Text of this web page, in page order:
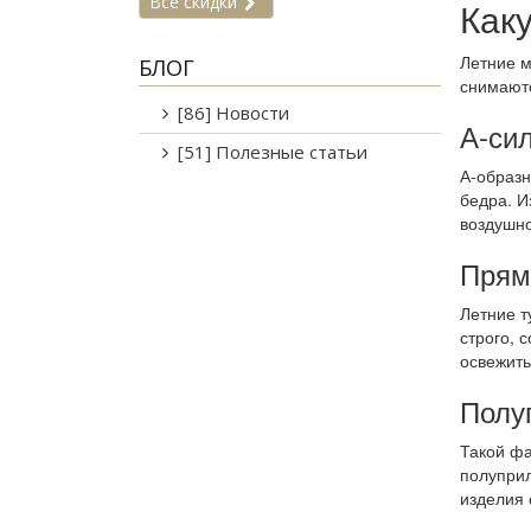
БЛОГ
[86] Новости
[51] Полезные статьи
Летние
А-
А-
бедра.
Летние
строго,
Такой